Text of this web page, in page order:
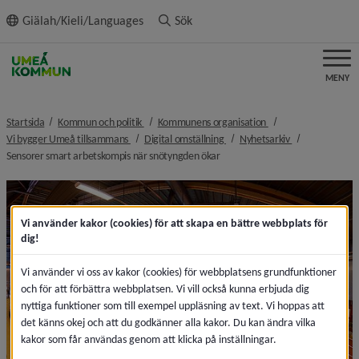
innehållet
Giälah/Kieli/Languages Sök
MENY
Startsida Kommun och politik nivå i brödsmulenavigeringen
Kommunens organisation nivå i
Vi bygger Umeå tillsammans nivå i brödsmulenavigeringen
Digital omställning nivå i brödsmulenavigeringen
Nyhetsarkiv nivå i
Sensorer smart arbetskompis när snötyngden ökarnivå i brödsmulenavigeringen
Vi använder kakor (cookies) för att skapa en bättre webbplats för
dig!
Vi använder vi oss av kakor (cookies) för webbplatsens grundfunktioner
och för att förbättra webbplatsen. Vi vill också kunna erbjuda dig
nyttiga funktioner som till exempel uppläsning av text. Vi hoppas att
det känns okej och att du godkänner alla kakor. Du kan ändra vilka
kakor som får användas genom att klicka på inställningar.